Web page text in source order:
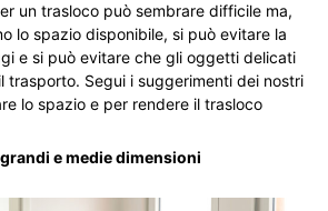
un trasloco può sembrare difficile ma,
lo spazio disponibile, si può evitare la
e si può evitare che gli oggetti delicati
trasporto. Segui i suggerimenti dei nostri
lo spazio e per rendere il trasloco
e medie dimensioni